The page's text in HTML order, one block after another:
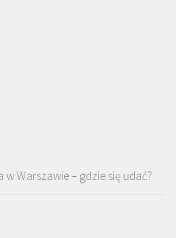
w Warszawie – gdzie się udać?